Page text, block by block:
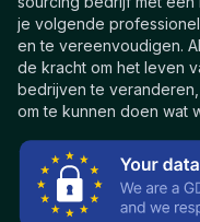
je volgende
en te vereenvoudigen.
de kracht om het leven
bedrijven te
om te kunnen doen wat